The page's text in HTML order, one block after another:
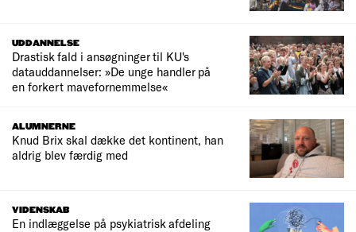
UDDANNELSE
Drastisk fald i ansøgninger til KU's
datauddannelser: »De unge handler på
en forkert mavefornemmelse«
ALUMNERNE
Knud Brix skal dække det kontinent, han
aldrig blev færdig med
VIDENSKAB
En indlæggelse på psykiatrisk afdeling